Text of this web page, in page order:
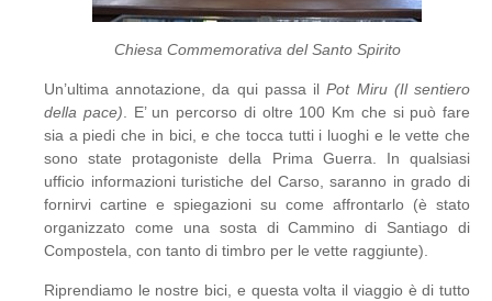
Chiesa Commemorativa del Santo Spirito
Un’ultima annotazione, da qui passa ilPot Miru (Il sentiero
della pace) . E’ un percorso di oltre 100 Km che si può fare
sia a piedi che in bici, e che tocca tutti i luoghi e le vette che
sono state protagoniste della Prima Guerra. In qualsiasi
ufficio informazioni turistiche del Carso, saranno in grado di
fornirvi cartine e spiegazioni su come affrontarlo (è stato
organizzato come una sosta di Cammino di Santiago di
Compostela, con tanto di timbro per le vette raggiunte).
Riprendiamo le nostre bici, e questa volta il viaggio è di tutto